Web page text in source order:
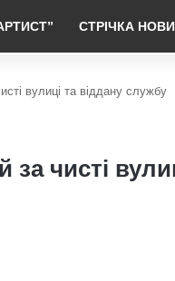
СТРІЧКА
вулиці та віддану службу
за чисті